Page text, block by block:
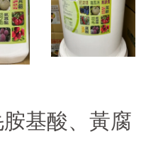
基酸、黃腐